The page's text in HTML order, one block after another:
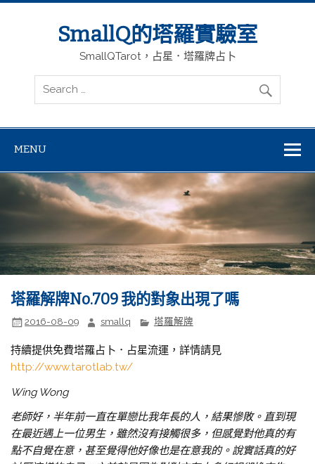
SmallQ的塔羅實驗室
SmallQTarot，占星．塔羅牌占卜
MENU
塔羅解牌No.709 我的對象出現了嗎
2016-08-09 smallq 塔羅解牌
持續提供免費塔羅占卜．占星流運，詳情請見
http://www.tarotlab.tw/
Wing Wong
老師好，半年前一直在單戀比我年長的人，結果慘敗。直到現
在最近遇上一位男生，雖然沒有接觸很多，但感覺對他真的有
點不自覺在意，甚至覺得他好像也是在意我的。說實話真的好